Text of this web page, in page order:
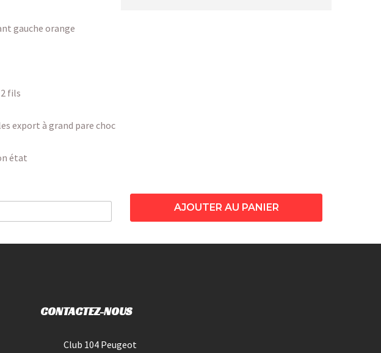
gauche orange
fils
export à grand pare choc
état
AJOUTER AU PANIER
CONTACTEZ-NOUS
Club 104 Peugeot